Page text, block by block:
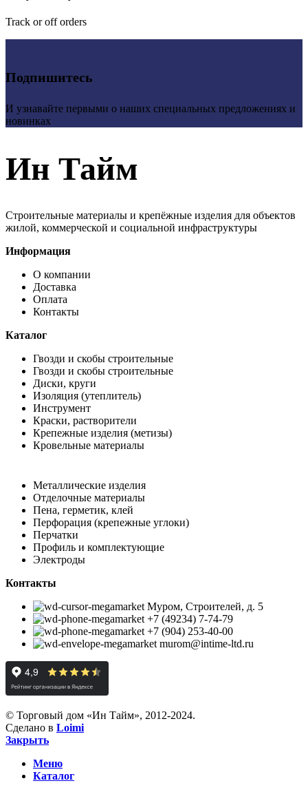
Track or off orders
Подпишитесь
И узнавайте первыми о наших специальных предложениях и
новинках
Ин Тайм
Строительные материалы и крепёжные изделия для объектов
жилой, коммерческой и социальной инфраструктуры
Информация
О компании
Доставка
Оплата
Контакты
Каталог
Гвозди и скобы строительные
Гвозди и скобы строительные
Диски, круги
Изоляция (утеплитель)
Инструмент
Краски, растворители
Крепежные изделия (метизы)
Кровельные материалы
Металлические изделия
Отделочные материалы
Пена, герметик, клей
Перфорация (крепежные углоки)
Перчатки
Профиль и комплектующие
Электроды
Контакты
Муром, Строителей, д. 5
+7 (49234) 7-74-79
+7 (904) 253-40-00
murom@intime-ltd.ru
© Торговый дом «Ин Тайм», 2012-2024.
Сделано в Loimi
Закрыть
Меню
Каталог